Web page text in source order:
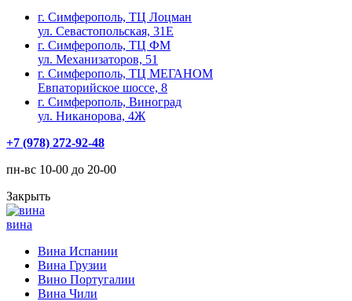
г. Симферополь, ТЦ Лоцман
ул. Севастопольская, 31Е
г. Симферополь, ТЦ ФМ
ул. Механизаторов, 51
г. Симферополь, ТЦ МЕГАНОМ
Евпаторийское шоссе, 8
г. Симферополь, Виноград
ул. Никанорова, 4Ж
+7 (978) 272-92-48
пн-вс 10-00 до 20-00
Закрыть
вина
Вина Испании
Вина Грузии
Вино Португалии
Вина Чили